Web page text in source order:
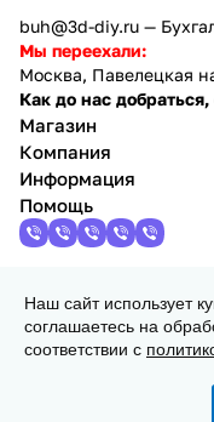
buh@3d-diy.ru —
Мы переехали:
Москва, Павелецкая
Как до нас добраться,
Магазин
Компания
Информация
Помощь
2013 - 2026 © 3DiY
комплектующих для 3D
робототехники
Наш сайт использует
соглашаетесь на
соответствии с